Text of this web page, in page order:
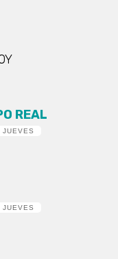
REAL
JUEVES
JUEVES